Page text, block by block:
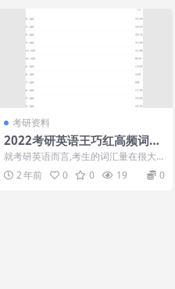
考研资料
2022考研英语王巧红高频词汇
速学班考研单词视频课程
就考研英语而言,考生的词汇量在很大
程度上决定了阅读的成绩,如何高效地
记忆单词已经...
2 年前 0 0 19 0